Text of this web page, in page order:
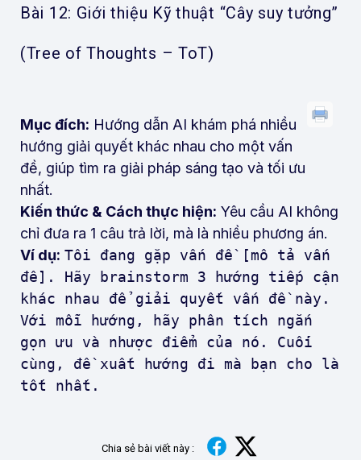
Bài 12: Giới thiệu Kỹ thuật “Cây suy tưởng”
(Tree of Thoughts – ToT)
Mục đích: Hướng dẫn AI khám phá nhiều
hướng giải quyết khác nhau cho một vấn
đề, giúp tìm ra giải pháp sáng tạo và tối ưu
nhất.
Kiến thức & Cách thực hiện: Yêu cầu AI không
chỉ đưa ra 1 câu trả lời, mà là nhiều phương án.
Ví dụ: Tôi đang gặp vấn đề [mô tả vấn
đề]. Hãy brainstorm 3 hướng tiếp cận
khác nhau để giải quyết vấn đề này.
Với mỗi hướng, hãy phân tích ngắn
gọn ưu và nhược điểm của nó. Cuối
cùng, đề xuất hướng đi mà bạn cho là
tốt nhất.
Chia sẻ bài viết này :